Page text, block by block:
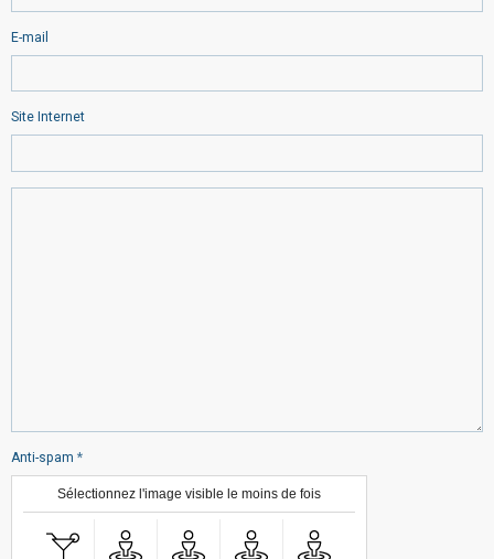
E-mail
Site Internet
Anti-spam
Sélectionnez l'image visible le moins de fois